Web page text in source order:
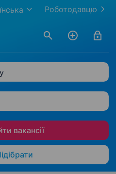
Роботодавцю
вакансії